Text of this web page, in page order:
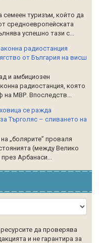
семеен туризъм, който да
средноевропейската
успешно тази с...
радиостанция
от България на висш
и амбициозен
радиостанция, която
на МВР. Впоследств...
се ражда
Търголяс – сливането на
„болярите” проваля
(между Велико
Арбанаси...
да проверява
и не гарантира за